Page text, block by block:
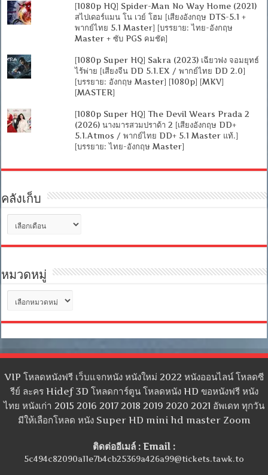
[1080p HQ] Spider-Man No Way Home (2021)
สไปเดอร์แมน โน เวย์ โฮม [เสียงอังกฤษ DTS-5.1 +
พากย์ไทย 5.1 Master] [บรรยาย: ไทย-อังกฤษ
Master + ซับ PGS คมชัด]
[1080p Super HQ] Sakra (2023) เฉียวฟง จอมยุทธ์
ไร้พ่าย [เสียงจีน DD 5.1.EX / พากย์ไทย DD 2.0]
[บรรยาย: อังกฤษ Master] [1080p] [MKV]
[MASTER]
[1080p Super HQ] The Devil Wears Prada 2
(2026) นางมารสวมปราด้า 2 [เสียงอังกฤษ DD+
5.1.Atmos / พากย์ไทย DD+ 5.1 Master แท้.]
[บรรยาย: ไทย-อังกฤษ Master]
คลังเก็บ
เก็บ
หมวดหมู่
หมู่
VIP โหลดหนังฟรี เว็บแจกหนัง หนังใหม่ 2022 หนังออนไลน์ โหลดซี
รีย์ ละคร Hidef 3D โหลดการ์ตูน โหลดหนัง HD ขอหนังฟรี หนัง
ไทย หนังเก่า 2015 2016 2017 2018 2019 2020 2021 อัพเดท ทุกวัน
มีให้เลือกโหลด หนัง Super HD mini hd master Zoom
ติดต่ออีเมล์ : Email :
5c494c82090a11e7b4cb25369a426a99@tickets.tawk.to